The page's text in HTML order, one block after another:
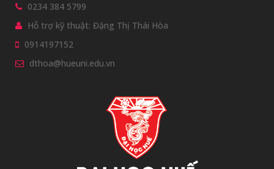
0234 384 5799
Hỗ trợ kỹ thuật: Đặng Thị Thái Hòa
0914197152
dthoa@hueuni.edu.vn